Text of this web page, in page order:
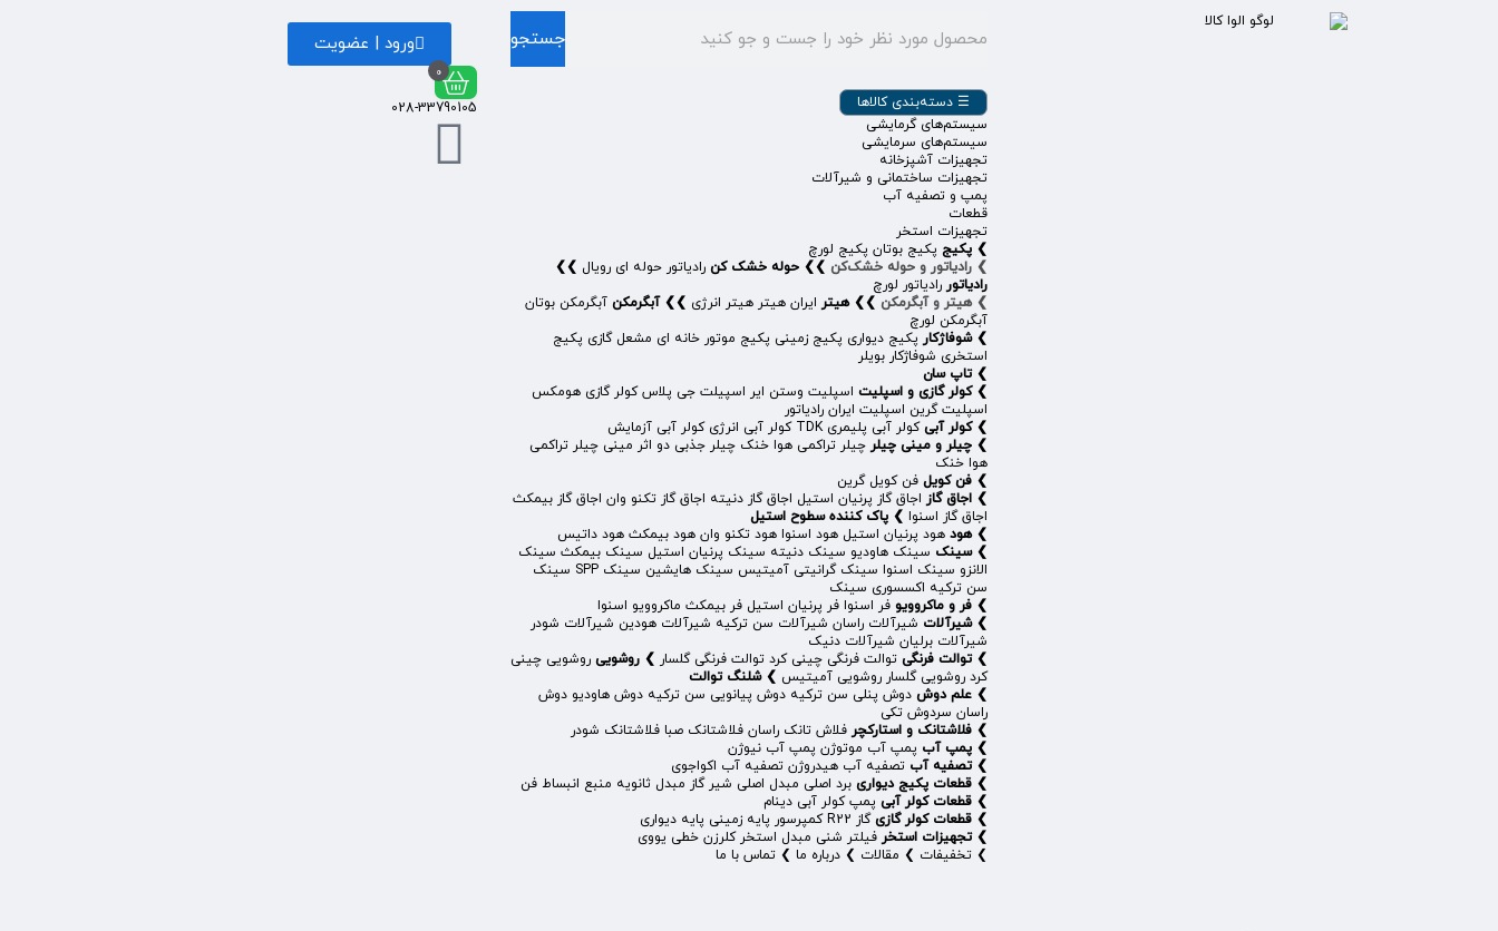
جستجو
☰ دسته‌بندی کالاها
سیستم‌های گرمایشی
سیستم‌های سرمایشی
تجهیزات آشپزخانه
تجهیزات ساختمانی و شیرآلات
پمپ و تصفیه آب
قطعات
تجهیزات استخر
❯ پکیج پکیج بوتان پکیج لورچ
❯ رادیاتور و حوله خشک‌کن ❯❯ حوله خشک کن رادیاتور حوله‌ ای رویال ❯❯
رادیاتور رادیاتور لورچ
❯ هیتر و آبگرمکن ❯❯ هیتر ایران هیتر هیتر انرژی ❯❯ آبگرمکن آبگرمکن بوتان
آبگرمکن لورچ
❯ شوفاژکار پکیج دیواری پکیج زمینی پکیج موتور خانه ای مشعل گازی پکیج
استخری شوفاژکار بویلر
❯ تاپ سان
❯ کولر گازی و اسپلیت اسپلیت وستن ایر اسپیلت جی پلاس کولر گازی هومکس
اسپلیت گرین اسپلیت ایران رادیاتور
❯ کولر آبی کولر آبی پلیمری TDK کولر آبی انرژی کولر آبی آزمایش
❯ چیلر و مینی چیلر چیلر تراکمی هوا خنک چیلر جذبی دو اثر مینی چیلر تراکمی
هوا خنک
❯ فن کویل فن کویل گرین
❯ اجاق گاز اجاق گاز پرنیان استیل اجاق گاز دنیته اجاق گاز تکنو وان اجاق گاز بیمکث
اجاق گاز اسنوا ❯ پاک کننده سطوح استیل
❯ هود هود پرنیان استیل هود اسنوا هود تکنو وان هود بیمکث هود داتیس
❯ سینک سینک هاودیو سینک دنیته سینک پرنیان استیل سینک بیمکث سینک
الانزو سینک اسنوا سینک گرانیتی آمیتیس سینک هایشین سینک SPP
سینک
سن ترکیه اکسسوری سینک
❯ فر و ماکروویو فر اسنوا فر پرنیان استیل فر بیمکث ماکروویو اسنوا
❯ شیرآلات شیرآلات راسان شیرآلات سن ترکیه شیرآلات هودین شیرآلات شودر
شیرآلات برلیان شیرآلات دنیک
❯ توالت فرنگی توالت فرنگی چینی کرد توالت فرنگی گلسار ❯ روشویی روشویی چینی
کرد روشویی گلسار روشویی آمیتیس ❯ شلنگ توالت
❯ علم دوش دوش پنلی سن ترکیه دوش پیانویی سن ترکیه دوش هاودیو دوش
راسان سردوش تکی
❯ فلاشتانک و استارکچر فلاش تانک راسان فلاشتانک صبا فلاشتانک شودر
❯ پمپ آب پمپ آب موتوژن پمپ آب نیوژن
❯ تصفیه آب تصفیه آب هیدروژن تصفیه آب اکواجوی
❯ قطعات پکیج دیواری برد اصلی مبدل اصلی شیر گاز مبدل ثانویه منبع انبساط فن
❯ قطعات کولر آبی پمپ کولر آبی دینام
❯ قطعات کولر گازی گاز R22 کمپرسور پایه زمینی پایه دیواری
❯ تجهیزات استخر فیلتر شنی مبدل استخر کلرزن خطی یووی
❯ تخفیفات ❯ مقالات ❯ درباره ما ❯ تماس با ما
ورود | عضویت
0
028-33790105